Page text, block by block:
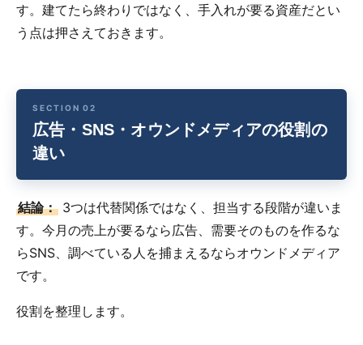
す。建てたら終わりではなく、手入れが要る資産だとい
う点は押さえておきます。
広告・SNS・オウンドメディアの役割の
違い
結論： 3つは代替関係ではなく、担当する段階が違いま
す。今月の売上が要るなら広告、需要そのものを作るな
らSNS、調べている人を捕まえるならオウンドメディア
です。
役割を整理します。